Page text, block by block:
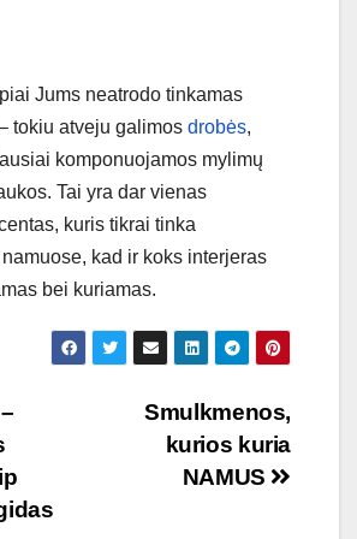
Jums neatrodo tinkamas
tokiu atveju galimos drobės,
komponuojamos mylimų
Tai yra dar vienas
kuris tikrai tinka
kad ir koks interjeras
bei kuriamas.
Smulkmenos,
kurios kuria
NAMUS